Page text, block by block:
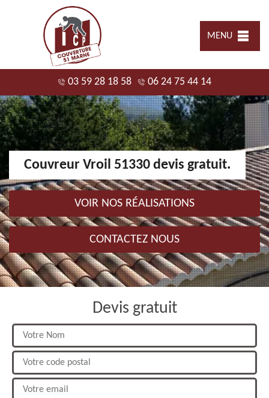
MENU
03 59 28 18 58 06 24 75 44 14
Couvreur Vroil 51330 devis gratuit.
VOIR NOS RÉALISATIONS
CONTACTEZ NOUS
Devis gratuit